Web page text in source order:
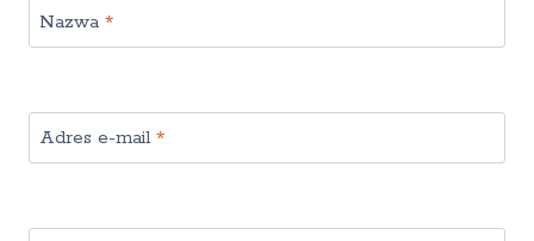
Nazwa *
Adres e-mail *